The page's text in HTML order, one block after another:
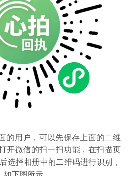
的用户，可以先保存上面的二维
开微信的扫一扫功能，在扫描页
选择相册中的二维码进行识别，